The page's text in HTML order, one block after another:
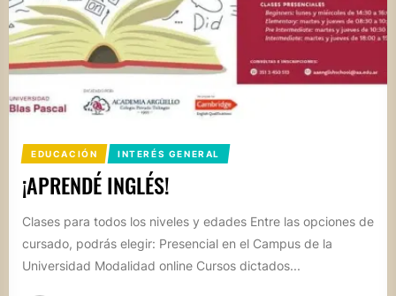
EDUCACIÓN INTERÉS GENERAL
¡APRENDÉ INGLÉS!
Clases para todos los niveles y edades Entre las opciones de
cursado, podrás elegir: Presencial en el Campus de la
Universidad Modalidad online Cursos dictados...